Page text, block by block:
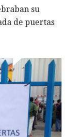
su
de puertas